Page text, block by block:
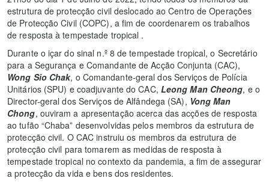
estrutura de protecção civil deslocado ao Centro de Operações
de Protecção Civil (COPC), a fim de coordenarem os trabalhos
de resposta à tempestade tropical .
Durante o içar do sinal n.º 8 de tempestade tropical, o Secretário
para a Segurança e Comandante de Acção Conjunta (CAC),
Wong Sio Chak, o Comandante-geral dos Serviços de Polícia
Unitários (SPU) e coadjuvante do CAC, Leong Man Cheong, e o
Director-geral dos Serviços de Alfândega (SA), Vong Man
Chong, ouviram a apresentação acerca das acções de resposta
ao tufão “Chaba” desenvolvidas pelos membros da estrutura de
protecção civil. O CAC instruiu os membros da estrutura de
protecção civil para tomarem as medidas de resposta à
tempestade tropical no contexto da pandemia, a fim de assegurar
a protecção da vida e bens dos residentes.